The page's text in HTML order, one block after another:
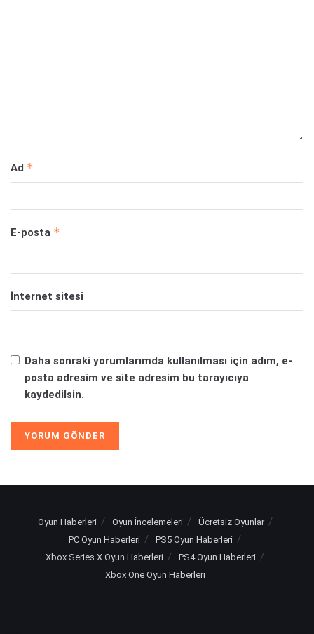
Ad *
E-posta *
İnternet sitesi
Daha sonraki yorumlarımda kullanılması için adım, e-
posta adresim ve site adresim bu tarayıcıya
kaydedilsin.
Oyun Haberleri Oyun İncelemeleri
Ücretsiz Oyunlar
PC Oyun Haberleri
PS5 Oyun Haberleri
Xbox Series X Oyun Haberleri
PS4 Oyun Haberleri
Xbox One Oyun Haberleri